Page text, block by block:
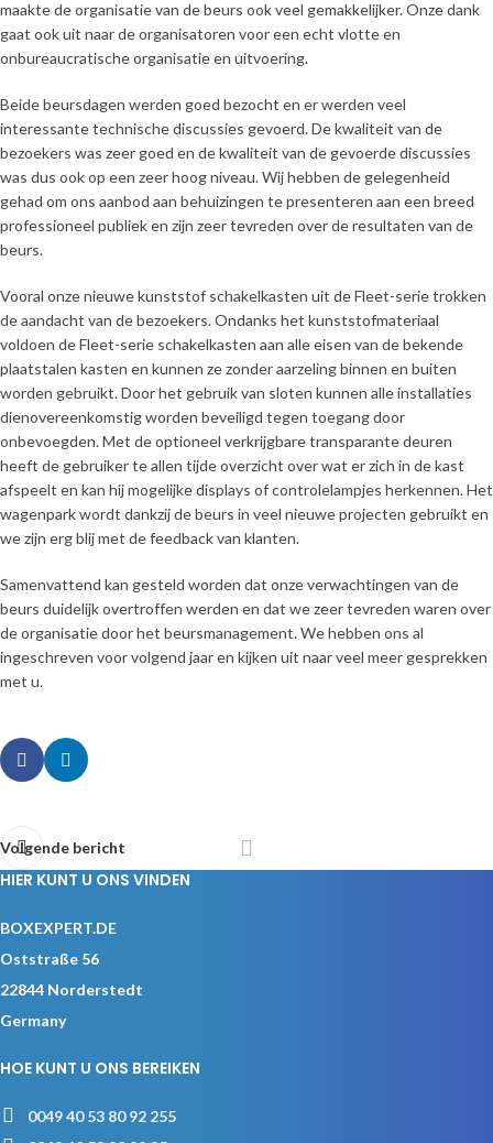
maakte de organisatie van de beurs ook veel gemakkelijker. Onze dank
gaat ook uit naar de organisatoren voor een echt vlotte en
onbureaucratische organisatie en uitvoering.
Beide beursdagen werden goed bezocht en er werden veel
interessante technische discussies gevoerd. De kwaliteit van de
bezoekers was zeer goed en de kwaliteit van de gevoerde discussies
was dus ook op een zeer hoog niveau. Wij hebben de gelegenheid
gehad om ons aanbod aan behuizingen te presenteren aan een breed
professioneel publiek en zijn zeer tevreden over de resultaten van de
beurs.
Vooral onze nieuwe kunststof schakelkasten uit de Fleet-serie trokken
de aandacht van de bezoekers. Ondanks het kunststofmateriaal
voldoen de Fleet-serie schakelkasten aan alle eisen van de bekende
plaatstalen kasten en kunnen ze zonder aarzeling binnen en buiten
worden gebruikt. Door het gebruik van sloten kunnen alle installaties
dienovereenkomstig worden beveiligd tegen toegang door
onbevoegden. Met de optioneel verkrijgbare transparante deuren
heeft de gebruiker te allen tijde overzicht over wat er zich in de kast
afspeelt en kan hij mogelijke displays of controlelampjes herkennen. Het
wagenpark wordt dankzij de beurs in veel nieuwe projecten gebruikt en
we zijn erg blij met de feedback van klanten.
Samenvattend kan gesteld worden dat onze verwachtingen van de
beurs duidelijk overtroffen werden en dat we zeer tevreden waren over
de organisatie door het beursmanagement. We hebben ons al
ingeschreven voor volgend jaar en kijken uit naar veel meer gesprekken
met u.
Volgende bericht
HIER KUNT U ONS VINDEN
BOXEXPERT.DE
Oststraße 56
22844 Norderstedt
Germany
HOE KUNT U ONS BEREIKEN
0049 40 53 80 92 255